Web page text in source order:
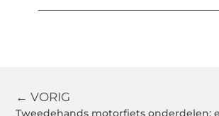
← VORIG
Tweedehands motorfiets onderdelen: